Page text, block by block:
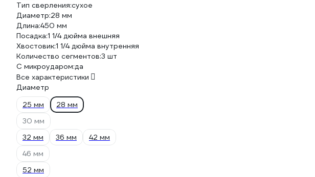
Тип сверления:сухое
Диаметр:28 мм
Длина:450 мм
Посадка:1 1/4 дюйма внешняя
Хвостовик:1 1/4 дюйма внутренняя
Количество сегментов:3 шт
С микроударом:да
Все характеристики
Диаметр
25 мм
28 мм
30 мм
32 мм
36 мм
42 мм
46 мм
52 мм